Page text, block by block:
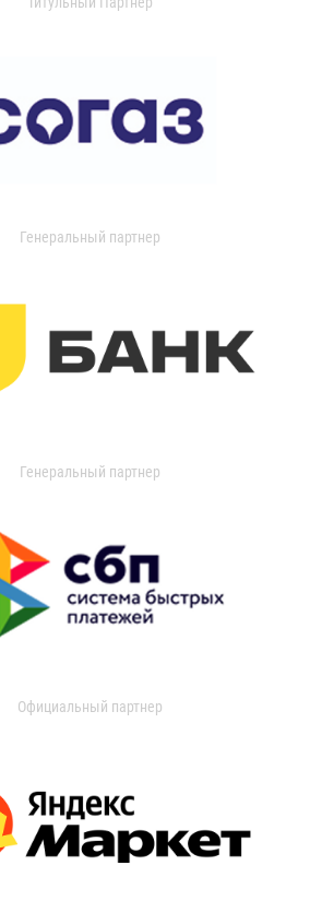
Генеральный партнер
Генеральный партнер
Официальный партнер